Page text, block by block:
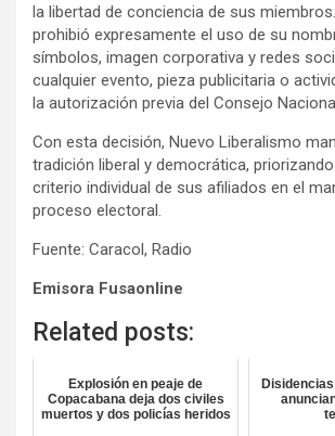
la libertad de conciencia de sus
prohibió expresamente el uso de su
símbolos, imagen corporativa y redes
cualquier evento, pieza publicitaria o
la autorización previa del Consejo
Con esta decisión, Nuevo Liberalismo
tradición liberal y democrática,
criterio individual de sus afiliados en el
proceso electoral.
Fuente: Caracol, Radio
Emisora Fusaonline
Related posts:
Explosión en peaje de
Copacabana deja dos civiles
muertos y dos policías heridos